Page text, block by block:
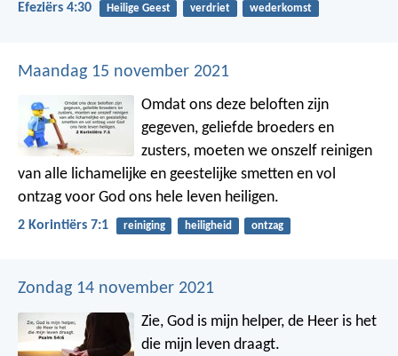
Efeziërs 4:30 Heilige Geest verdriet wederkomst
Maandag 15 november 2021
Omdat ons deze beloften zijn
gegeven, geliefde broeders en
zusters, moeten we onszelf reinigen
van alle lichamelijke en geestelijke smetten en vol
ontzag voor God ons hele leven heiligen.
2 Korintiërs 7:1 reiniging heiligheid ontzag
Zondag 14 november 2021
Zie, God is mijn helper, de Heer is het
die mijn leven draagt.